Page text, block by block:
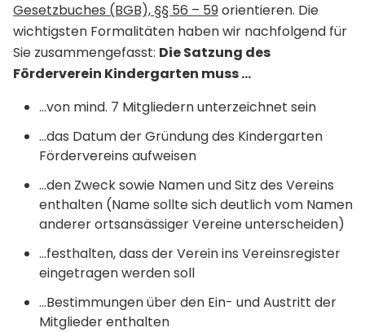
Gesetzbuches (BGB), §§ 56 – 59orientieren. Die
wichtigsten Formalitäten haben wir nachfolgend für
Sie zusammengefasst: Die Satzung des
Förderverein Kindergarten muss ...
...von mind. 7 Mitgliedern unterzeichnet sein
...das Datum der Gründung des Kindergarten
Fördervereins aufweisen
...den Zweck sowie Namen und Sitz des Vereins
enthalten (Name sollte sich deutlich vom Namen
anderer ortsansässiger Vereine unterscheiden)
...festhalten, dass der Verein ins Vereinsregister
eingetragen werden soll
...Bestimmungen über den Ein- und Austritt der
Mitglieder enthalten